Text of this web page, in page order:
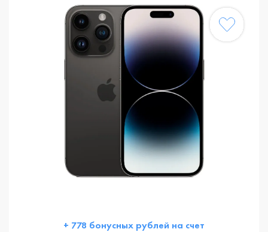
+ 778 бонусных рублей на счет